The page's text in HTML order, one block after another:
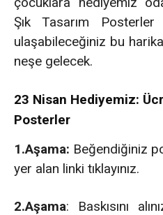
Şık Tasarım
ulaşabileceğiniz bu
neşe gelecek.
23 Nisan Hediyemiz:
Posterler
1.Aşama: Beğendiğiniz
yer alan linki tıklayınız.
2.Aşama: Baskısını